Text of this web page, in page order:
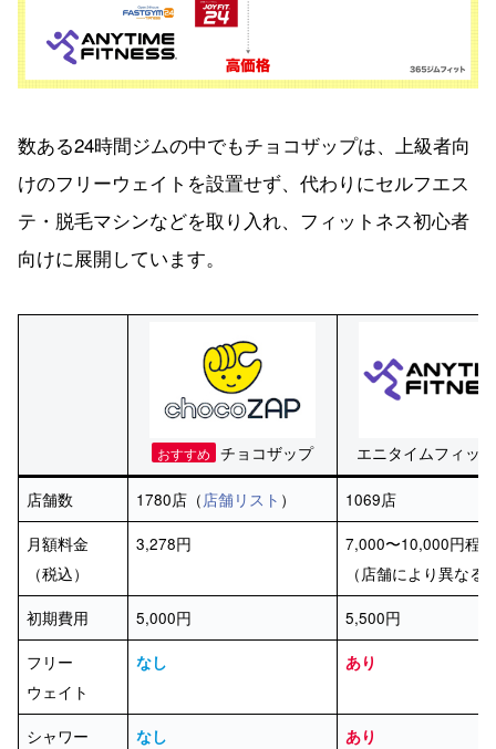
数ある24時間ジムの中でもチョコザップは、上級者向
けのフリーウェイトを設置せず、代わりにセルフエス
テ・脱毛マシンなどを取り入れ、フィットネス初心者
向けに展開しています。
おすすめ チョコザップ エニタイムフィッ
店舗数 1780店（店舗リスト ）
1069店
月額料金
（税込）
3,278円
7,000〜10,000円程
（店舗により異なる
初期費用
5,000円
5,500円
フリー
ウェイト
なし あり
シャワー なし あり